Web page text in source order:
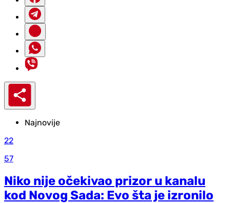
Najnovije
22
57
Niko nije očekivao prizor u kanalu
kod Novog Sada: Evo šta je izronilo